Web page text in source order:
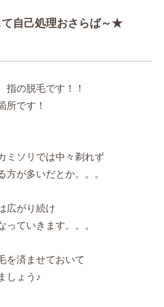
自己処理おさらば～★
指の脱毛です！！
所です！
ミソリでは中々剃れず
方が多いだとか。。。
広がり続け
っていきます。。。
を済ませておいて
しょう♪